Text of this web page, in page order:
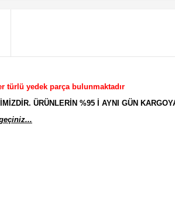
türlü yedek parça bulunmaktadır
ÜRÜNLERİN %95 İ AYNI GÜN